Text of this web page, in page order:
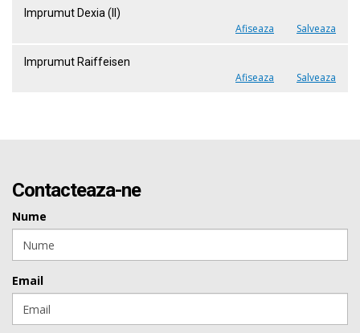
Imprumut Dexia (II)
Afiseaza Salveaza
Imprumut Raiffeisen
Afiseaza Salveaza
Contacteaza-ne
Nume
Email